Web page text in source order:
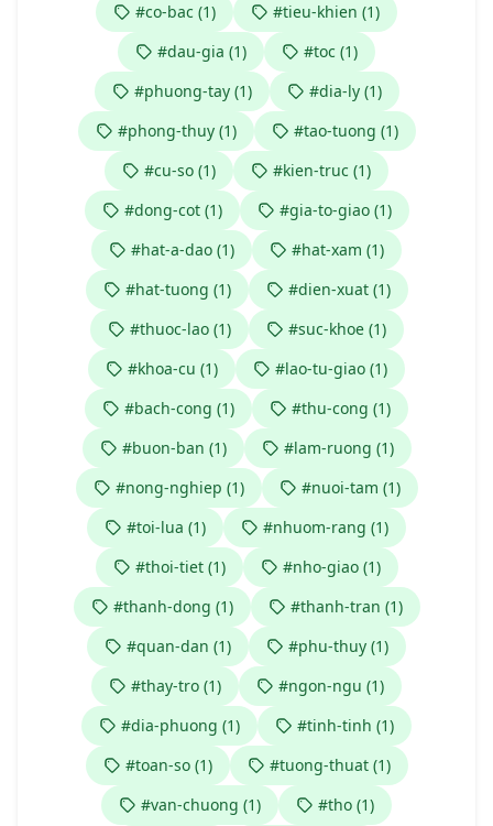
#co-bac (1)
#tieu-khien (1)
#dau-gia (1)
#toc (1)
#phuong-tay (1)
#dia-ly (1)
#phong-thuy (1)
#tao-tuong (1)
#cu-so (1)
#kien-truc (1)
#dong-cot (1)
#gia-to-giao (1)
#hat-a-dao (1)
#hat-xam (1)
#hat-tuong (1)
#dien-xuat (1)
#thuoc-lao (1)
#suc-khoe (1)
#khoa-cu (1)
#lao-tu-giao (1)
#bach-cong (1)
#thu-cong (1)
#buon-ban (1)
#lam-ruong (1)
#nong-nghiep (1)
#nuoi-tam (1)
#toi-lua (1)
#nhuom-rang (1)
#thoi-tiet (1)
#nho-giao (1)
#thanh-dong (1)
#thanh-tran (1)
#quan-dan (1)
#phu-thuy (1)
#thay-tro (1)
#ngon-ngu (1)
#dia-phuong (1)
#tinh-tinh (1)
#toan-so (1)
#tuong-thuat (1)
#van-chuong (1)
#tho (1)